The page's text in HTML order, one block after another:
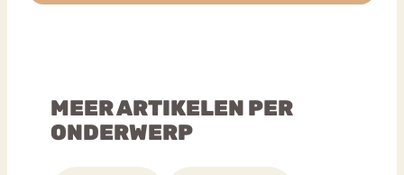
MEER ARTIKELEN PER
ONDERWERP